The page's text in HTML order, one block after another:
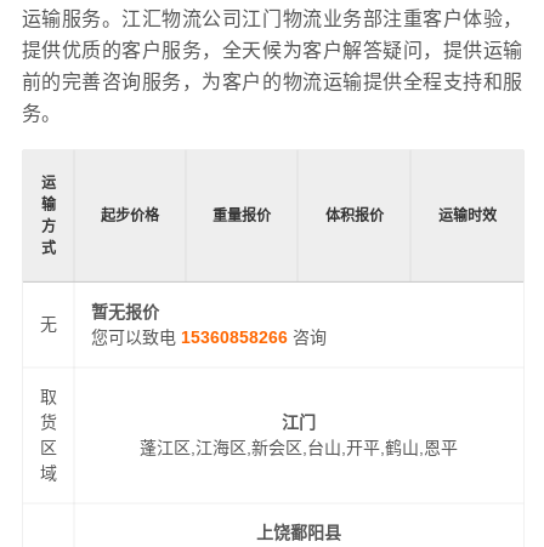
运输服务。江汇物流公司江门物流业务部注重客户体验，
提供优质的客户服务，全天候为客户解答疑问，提供运输
前的完善咨询服务，为客户的物流运输提供全程支持和服
务。
运
输
方
式
起步价格 重量报价 体积报价 运输时效
无
暂无报价
您可以致电 15360858266 咨询
取
货
区
域
江门
蓬江区,江海区,新会区,台山,开平,鹤山,恩平
上饶鄱阳县